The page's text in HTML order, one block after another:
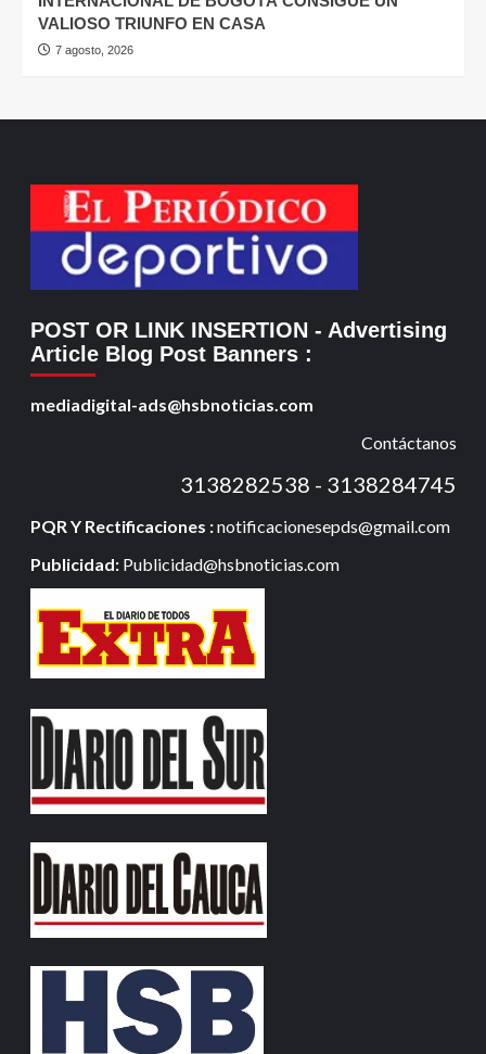
VALIOSO TRIUNFO EN CASA
7 agosto, 2026
POST OR LINK INSERTION - Advertising
Article Blog Post Banners :
mediadigital-ads@hsbnoticias.com
Contáctanos
3138282538 - 3138284745
PQR Y Rectificaciones :notificacionesepds@gmail.com
Publicidad: Publicidad@hsbnoticias.com